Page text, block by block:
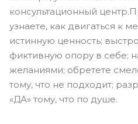
консультационный
узнаете, как двигаться к
истинную ценность;
фиктивную опору в себе;
желаниями; обретете
тому, что не подходит;
«ДА» тому, что по душе.